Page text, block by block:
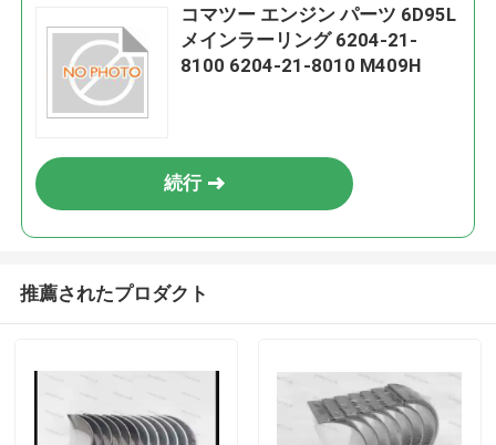
コマツー エンジン パーツ 6D95L
メインラーリング 6204-21-
8100 6204-21-8010 M409H
続行
推薦されたプロダクト